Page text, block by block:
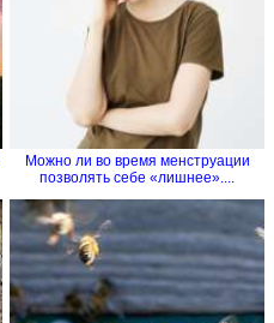
Можно ли во время менструации
позволять себе «лишнее»....